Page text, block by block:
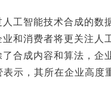
人工智能技术合成的数
和消费者将更关注人
合成内容和算法，企
示，其所在企业高度